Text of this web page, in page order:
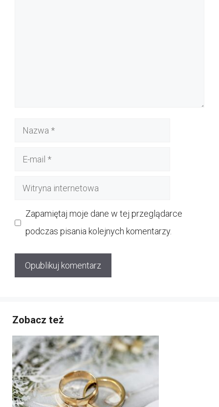
Nazwa
Witryna
Zapamiętaj moje dane w tej przeglądarce
podczas pisania kolejnych komentarzy.
Zobacz też